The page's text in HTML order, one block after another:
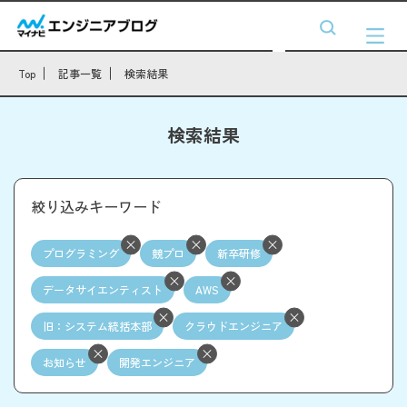
Top 記事一覧 検索結果
検索結果
絞り込みキーワード
プログラミング 競プロ 新卒研修
データサイエンティスト AWS
旧：システム統括本部 クラウドエンジニア
お知らせ 開発エンジニア